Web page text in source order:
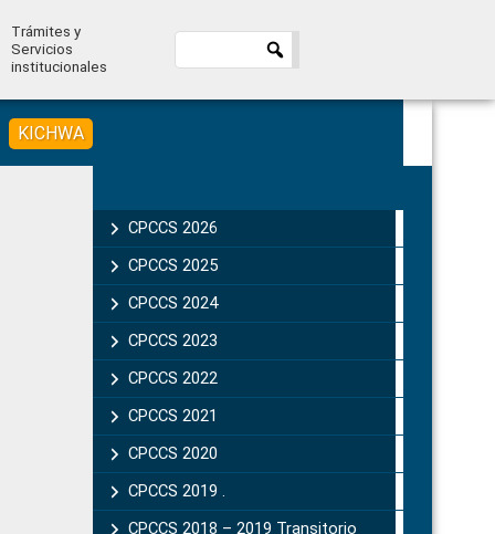
Trámites y
Servicios
institucionales
KICHWA
Sidebar
CPCCS 2026
CPCCS 2025
CPCCS 2024
CPCCS 2023
CPCCS 2022
CPCCS 2021
CPCCS 2020
CPCCS 2019 .
CPCCS 2018 – 2019 Transitorio